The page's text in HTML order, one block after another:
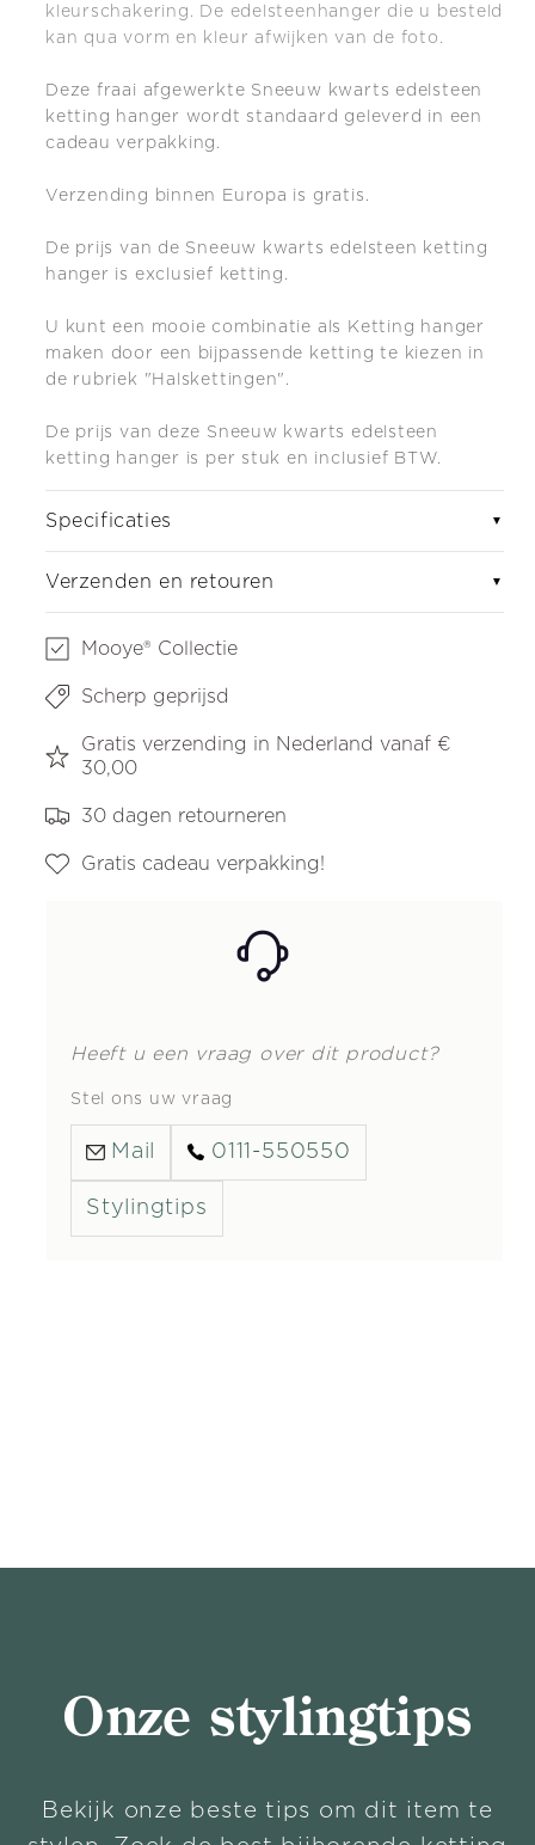
kleurschakering. De edelsteenhanger die u besteld
kan qua vorm en kleur afwijken van de foto.
Deze fraai afgewerkte Sneeuw kwarts edelsteen
ketting hanger wordt standaard geleverd in een
cadeau verpakking.
Verzending binnen Europa is gratis.
De prijs van de Sneeuw kwarts edelsteen ketting
hanger is exclusief ketting.
U kunt een mooie combinatie als Ketting hanger
maken door een bijpassende ketting te kiezen in
de rubriek "Halskettingen".
De prijs van deze Sneeuw kwarts edelsteen
ketting hanger is per stuk en inclusief BTW.
Specificaties ▼
Verzenden en retouren ▼
Mooye® Collectie
Scherp geprijsd
Gratis verzending in Nederland vanaf €
30,00
30 dagen retourneren
Gratis cadeau verpakking!
Heeft u een vraag over dit product?
Stel ons uw vraag
Mail 0111-550550
Stylingtips
Onze stylingtips
Bekijk onze beste tips om dit item te